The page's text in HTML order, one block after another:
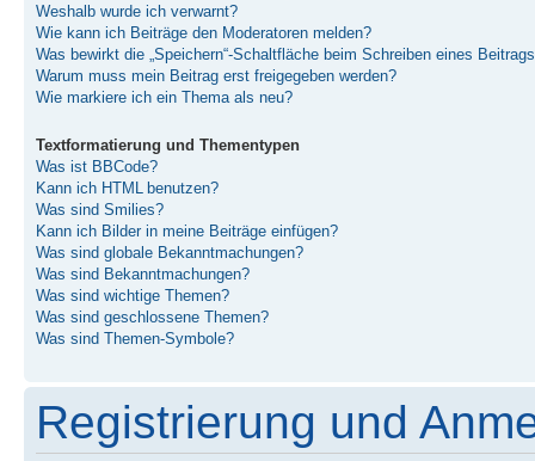
Weshalb wurde ich verwarnt?
Wie kann ich Beiträge den Moderatoren melden?
Was bewirkt die „Speichern“-Schaltfläche beim Schreiben eines
Warum muss mein Beitrag erst freigegeben werden?
Wie markiere ich ein Thema als neu?
Textformatierung und Thementypen
Was ist BBCode?
Kann ich HTML benutzen?
Was sind Smilies?
Kann ich Bilder in meine Beiträge einfügen?
Was sind globale Bekanntmachungen?
Was sind Bekanntmachungen?
Was sind wichtige Themen?
Was sind geschlossene Themen?
Was sind Themen-Symbole?
Registrierung und